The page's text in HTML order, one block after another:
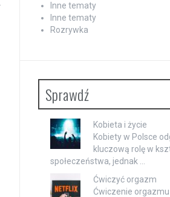
Inne tematy
Inne tematy
Rozrywka
Sprawdź
Kobieta i życie
Kobiety w Polsce
kluczową rolę w
społeczeństwa, jednak …
Ćwiczyć orgazm
Ćwiczenie